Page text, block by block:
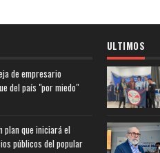
de empresario
del país "por miedo"
plan que iniciará el
públicos del popular
ULTIMOS